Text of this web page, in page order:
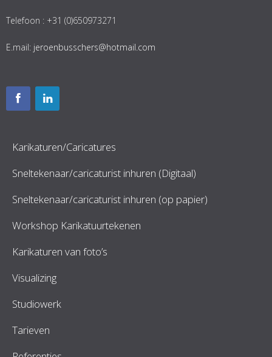
Telefoon : +31 (0)650973271
E.mail: jeroenbusschers@hotmail.com
Karikaturen/Caricatures
Sneltekenaar/caricaturist inhuren (Digitaal)
Sneltekenaar/caricaturist inhuren (op papier)
Workshop Karikatuurtekenen
Karikaturen van foto’s
Visualizing
Studiowerk
Tarieven